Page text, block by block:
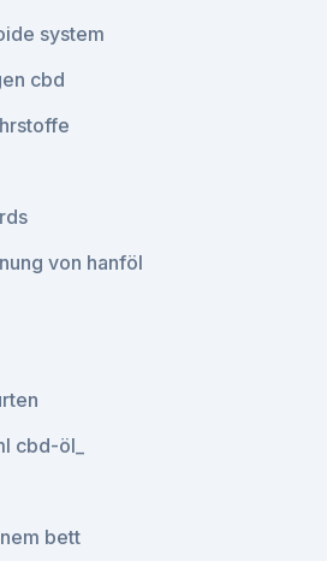
system
cbd
von hanföl
cbd-öl_
bett